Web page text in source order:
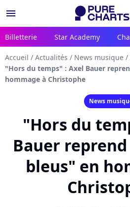
menu
Billetterie Star Academy
Accueil / Actualités / News musique /
"Hors du temps" : Axel Bauer
hommage à Christophe
News
"Hors du
Bauer
bleus" en